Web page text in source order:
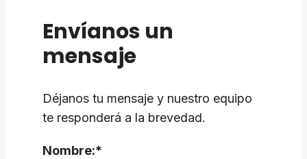
Envíanos un
mensaje
Déjanos tu mensaje y nuestro equipo
te responderá a la brevedad.
Nombre:*